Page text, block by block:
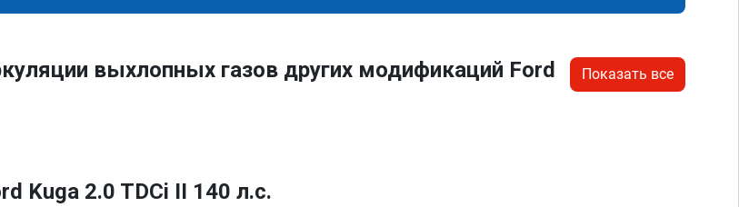
выхлопных газов других модификаций Ford
Показать все
Kuga 2.0 TDCi II 140 л.с.